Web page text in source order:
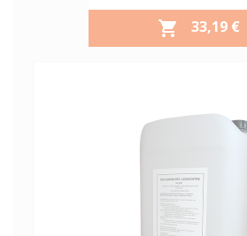
 PRIX
33,19 €